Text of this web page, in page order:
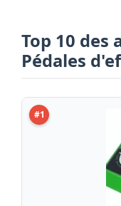
Top 10 des
Pédales
#1